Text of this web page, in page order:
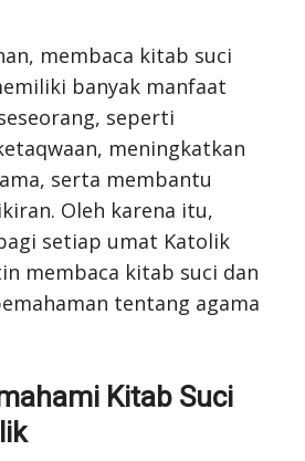
membaca kitab suci
banyak manfaat
seperti
meningkatkan
serta membantu
Oleh karena itu,
setiap umat Katolik
membaca kitab suci dan
tentang agama
Kitab Suci